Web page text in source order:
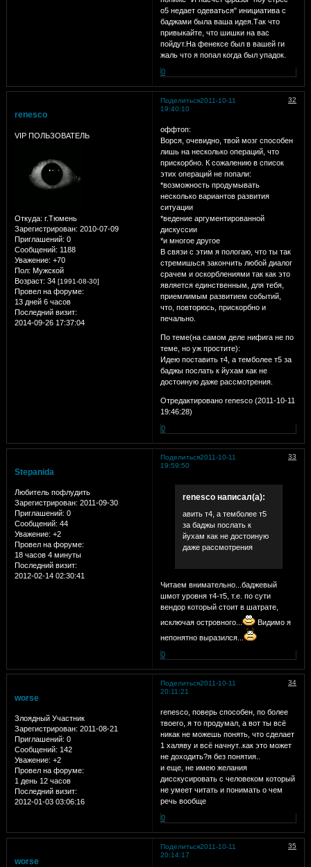
о5 недает одеваться" инициатива с
баджами была ваша идея.Так что
привыкайте, что шишки на вас
пойдут.На фенексе был в вашей ги
жаль что я попал когда был упадок.
0
Поделиться 32
2011-10-11
19:40:10
renesco
VIP ПОЛЬЗОВАТЕЛЬ
Откуда: г.Тюмень
Зарегистрирован: 2010-07-09
Приглашений: 0
Сообщений: 1188
Уважение: +70
Пол: Мужской
Возраст: 34 [1991-08-30]
Провел на форуме:
13 дней 6 часов
Последний визит:
2014-09-26 17:37:04
оффтоп:
Ворся, очевидно, твой мозг способен
лишь на несколько операций, что
прискорбно. К сожалению в список
этих операций не попали:
*возможность продумывать
несколько вариантов развития
ситуации
*ведение аргументированной
дискуссии
*и многое другое
В связи с этим я пологаю, что ты так
стремишься закончить любой диалог
срачем и оскорблениями так как это
является единственным, для тебя,
приемлимым развитием событий,
что, повторюсь, прискорбно и
печально.
По теме(на самом деле нифига не по
теме, но уж простите):
Идею поставить т4, а темболее т5 за
баджы послать к йухам как не
достоиную даже рассмотрения.
Отредактировано renesco (2011-10-11
19:46:28)
0
Поделиться 33
2011-10-11
19:59:50
Stepanida
Любитель пофлудить
Зарегистрирован: 2011-09-30
Приглашений: 0
Сообщений: 44
Уважение: +2
Провел на форуме:
18 часов 4 минуты
Последний визит:
2012-02-14 02:30:41
renesco написал(а):
авить т4, а темболее т5
за баджы послать к
йухам как не достоиную
даже рассмотрения
Читаем внимательно...баджевый
шмот уровня т4-т5, т.е. по сути
вендор который стоит в шатрате,
исключая островного...
Видимо я
непонятно выразился...
0
Поделиться 34
2011-10-11
20:11:21
worse
Злоядный Участник
Зарегистрирован: 2011-08-21
Приглашений: 0
Сообщений: 142
Уважение: +2
Провел на форуме:
1 день 12 часов
Последний визит:
2012-01-03 03:06:16
renesco, поверь способен, по более
твоего, я то продумал, а вот ты всё
никак не можешь понять, что сделает
1 халяву и всё начнут..как это может
не доходить?я без понятия..
и еще, не имею желания
дисскусировать с человеком который
не умеет читать и понимать о чем
речь вообще
0
Поделиться 35
2011-10-11
20:14:17
worse